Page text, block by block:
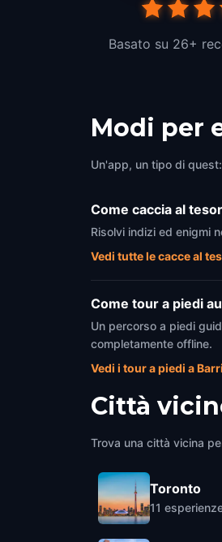
Basato su 26+
Modi per
Un'app, un tipo di
Come caccia al
Risolvi indizi ed enigmi
Vedi tutte le cacce al
Come tour a piedi
Un percorso a piedi
completamente offline.
Vedi i tour a piedi a
Città
Trova una città vicina
Toronto
11